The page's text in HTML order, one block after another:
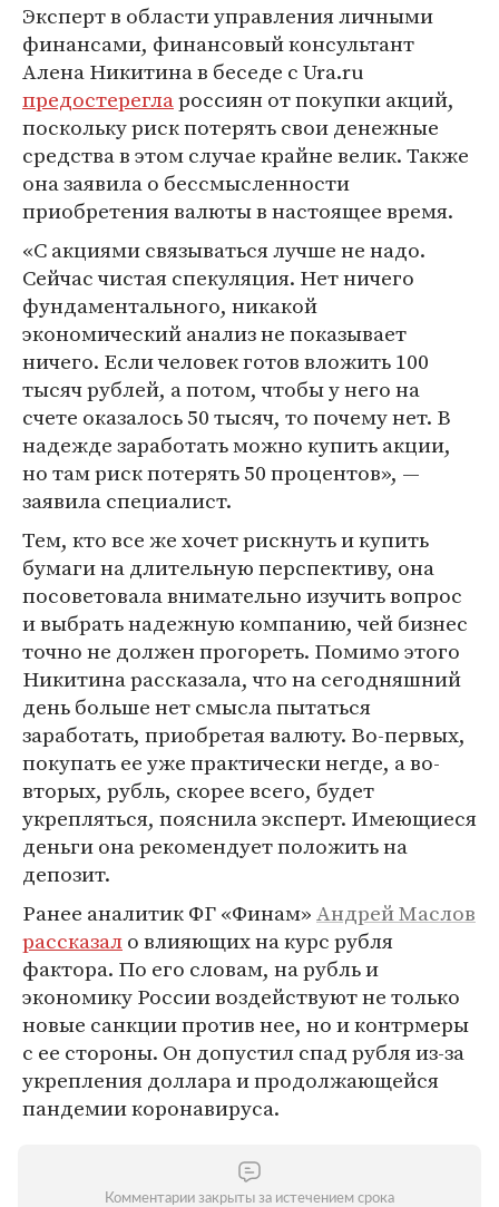
Эксперт в области управления личными
финансами, финансовый консультант
Алена Никитина в беседе с Ura.ru
предостереглароссиян от покупки акций,
поскольку риск потерять свои денежные
средства в этом случае крайне велик. Также
она заявила о бессмысленности
приобретения валюты в настоящее время.
«С акциями связываться лучше не надо.
Сейчас чистая спекуляция. Нет ничего
фундаментального, никакой
экономический анализ не показывает
ничего. Если человек готов вложить 100
тысяч рублей, а потом, чтобы у него на
счете оказалось 50 тысяч, то почему нет. В
надежде заработать можно купить акции,
но там риск потерять 50 процентов», —
заявила специалист.
Тем, кто все же хочет рискнуть и купить
бумаги на длительную перспективу, она
посоветовала внимательно изучить вопрос
и выбрать надежную компанию, чей бизнес
точно не должен прогореть. Помимо этого
Никитина рассказала, что на сегодняшний
день больше нет смысла пытаться
заработать, приобретая валюту. Во-первых,
покупать ее уже практически негде, а во-
вторых, рубль, скорее всего, будет
укрепляться, пояснила эксперт. Имеющиеся
деньги она рекомендует положить на
депозит.
Ранее аналитик ФГ «Финам»Андрей Маслов
рассказало влияющих на курс рубля
фактора. По его словам, на рубль и
экономику России воздействуют не только
новые санкции против нее, но и контрмеры
с ее стороны. Он допустил спад рубля из-за
укрепления доллара и продолжающейся
пандемии коронавируса.
Комментарии закрыты за истечением срока